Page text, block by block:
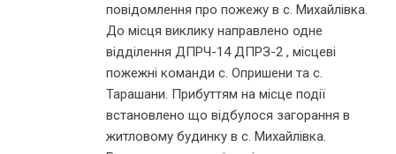
повідомлення про пожежу в с. Михайлівка.
До місця виклику направлено одне
відділення ДПРЧ-14 ДПРЗ-2 , місцеві
пожежні команди с. Опришени та с.
Тарашани. Прибуттям на місце події
встановлено що відбулося загорання в
житловому будинку в с. Михайлівка.